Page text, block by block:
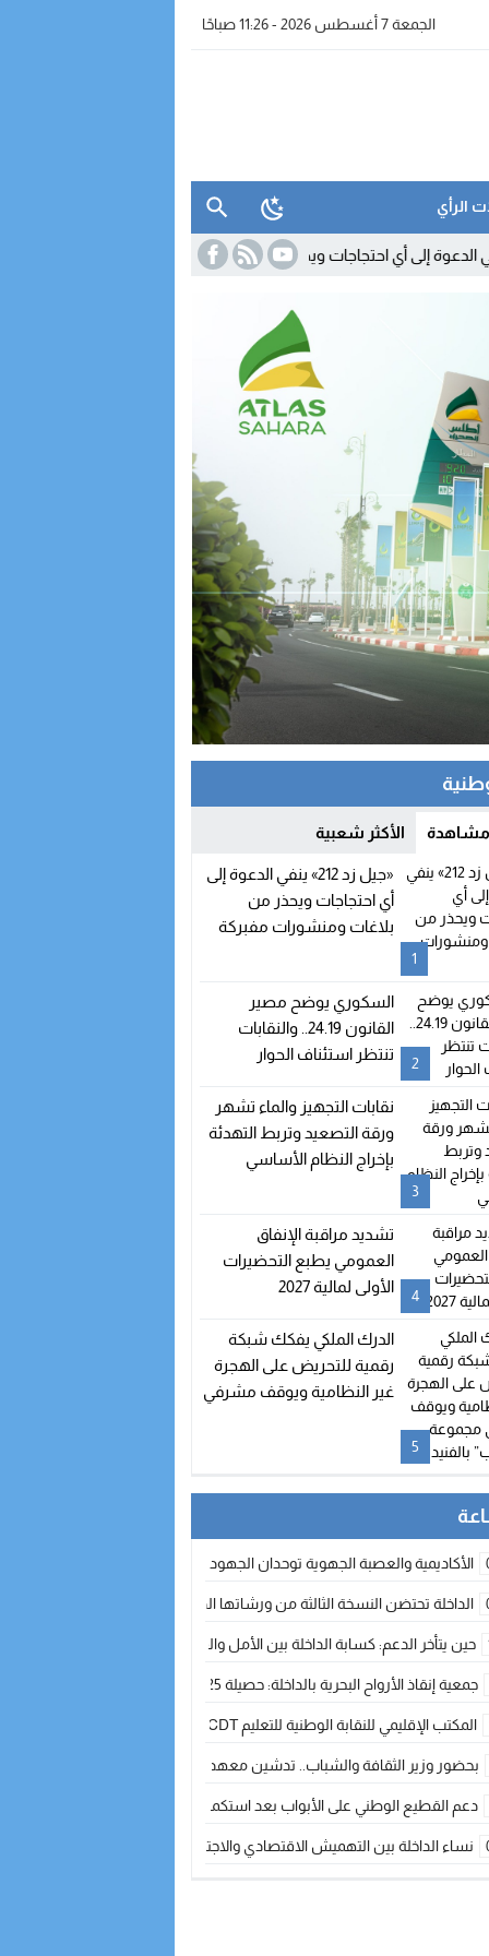
الجمعة 7 أغسطس 2026 - 11:26 صباحًا
الرأي
مشاهدة الأكثر شعبية
1
«جيل زد 212» ينفي الدعوة إلى
أي احتجاجات ويحذر من
بلاغات ومنشورات مفبركة
2
السكوري يوضح مصير
القانون 24.19.. والنقابات
تنتظر استئناف الحوار
3
نقابات التجهيز والماء تشهر
ورقة التصعيد وتربط التهدئة
بإخراج النظام الأساسي
4
تشديد مراقبة الإنفاق
العمومي يطبع التحضيرات
الأولى لمالية 2027
5
الدرك الملكي يفكك شبكة
رقمية للتحريض على الهجرة
غير النظامية ويوقف مشرفي
الأكاديمية والعصبة الجهوية توحدان الجهود لتطوير الممارسة الكروية بجهة
الداخلة تحتضن النسخة الثالثة من ورشاتها الدولية: تكوين متخصص في التراث
حين يتأخر الدعم: كسابة الداخلة بين الأمل والقلق ؟
جمعية إنقاذ الأرواح البحرية بالداخلة: حصيلة 2025 بين مهام الإنقاذ ومشروع “دار البحار”
المكتب الإقليمي للنقابة الوطنية للتعليم CDT يجتمع مع المدير الإقليمي لمناقشة ملفات جوهرية لنساء ورجال التعليم
بحضور وزير الثقافة والشباب.. تدشين معهد الموسيقى والفنون الكوريغرافية بالداخلة
دعم القطيع الوطني على الأبواب بعد استكمال الترقيم… الفلاحة المغربية
نساء الداخلة بين التهميش الاقتصادي والاجتماعي… في المؤسسات الإنتاجية